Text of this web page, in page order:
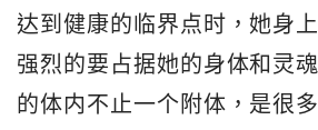
达到健康的临界点时，她身
强烈的要占据她的身体和灵
的体内不止一个附体，是很